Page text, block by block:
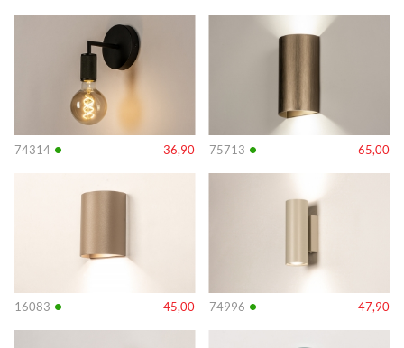
74314 • 36,90
Info
75713 • 65,00
Info
16083 • 45,00 74996 • 47,90
Info
Info Info